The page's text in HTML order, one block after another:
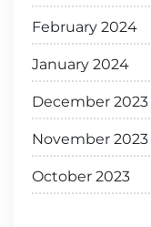
February 2024
January 2024
December 2023
November 2023
October 2023